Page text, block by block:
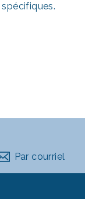
Par courriel